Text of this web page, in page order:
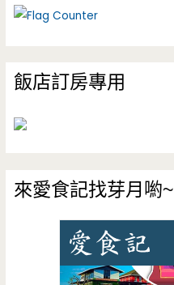
飯店訂房專用
來愛食記找芽月喲~